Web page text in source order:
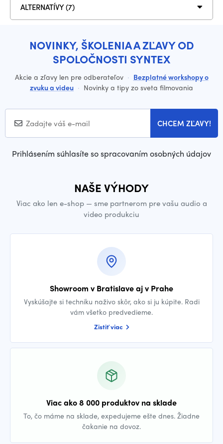
ALTERNATÍVY (7)
NOVINKY, ŠKOLENIA A ZĽAVY OD
SPOLOČNOSTI SYNTEX
Akcie a zľavy len pre odberateľov · Bezplatné workshopy o
zvuku a videu · Novinky a tipy zo sveta filmovania
CHCEM ZĽAVY!
Prihlásením súhlasíte so spracovaním osobných údajov
NAŠE VÝHODY
Viac ako len e-shop — sme partnerom pre vašu audio a
video produkciu
Showroom v Bratislave aj v Prahe
Vyskúšajte si techniku naživo skôr, ako si ju kúpite. Radi
vám všetko predvedieme.
Zistiť viac
Viac ako 8 000 produktov na sklade
To, čo máme na sklade, expedujeme ešte dnes. Žiadne
čakanie na dovoz.